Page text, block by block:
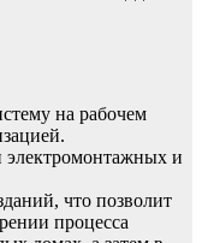
на рабочем
электромонтажных и
что позволит
процесса